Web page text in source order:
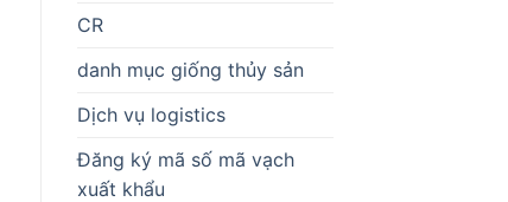
CR
danh mục giống thủy sản
Dịch vụ logistics
Đăng ký mã số mã vạch
xuất khẩu